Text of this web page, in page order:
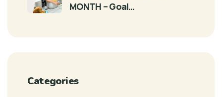
MONTH – Goal…
Categories